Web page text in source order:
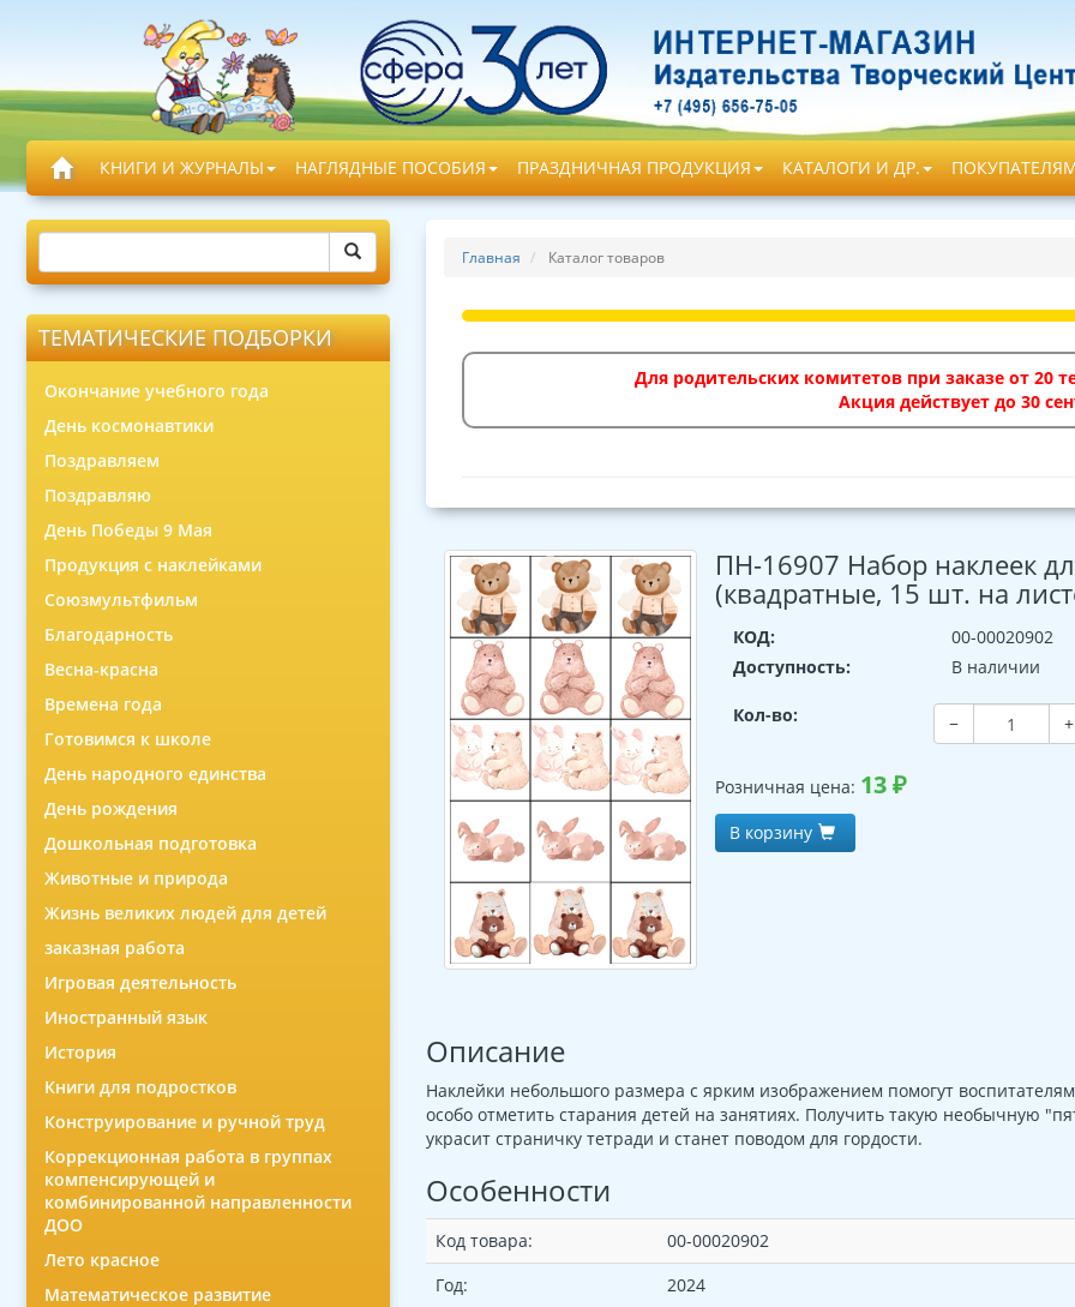
КНИГИ И ЖУРНАЛЫ НАГЛЯДНЫЕ ПОСОБИЯ ПРАЗДНИЧНАЯ ПРОДУКЦИЯ КАТАЛОГИ И ДР.
ТЕМАТИЧЕСКИЕ ПОДБОРКИ
Окончание учебного года
День космонавтики
Поздравляем
Поздравляю
День Победы 9 Мая
Продукция с наклейками
Союзмультфильм
Благодарность
Весна-красна
Времена года
Готовимся к школе
День народного единства
День рождения
Дошкольная подготовка
Животные и природа
Жизнь великих людей для детей
заказная работа
Игровая деятельность
Иностранный язык
История
Книги для подростков
Конструирование и ручной труд
Коррекционная работа в группах
компенсирующей и
комбинированной направленности
ДОО
Лето красное
Математическое развитие
Главная Каталог товаров
Для родительских комитетов при заказе от 20
Акция действует до 30
ПН-16907 Набор наклеек
(квадратные, 15 шт. на
КОД:
00-00020902
Доступность:
В наличии
Кол-во: − +
Розничная цена: 13₽
В корзину
Описание
Наклейки небольшого размера с ярким изображением помогут
особо отметить старания детей на занятиях. Получить такую необычную
украсит страничку тетради и станет поводом для гордости.
Особенности
Код товара:
00-00020902
Год:
2024